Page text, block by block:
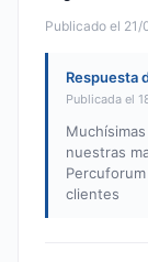
Publicado el 21/
Respuesta
Publicada el
nuestras
clientes